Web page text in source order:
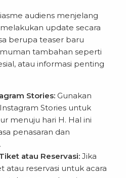
audiens menjelang
update secara
berupa teaser baru
tambahan seperti
atau informasi penting
Stories: Gunakan
Stories untuk
menuju hari H. Hal ini
penasaran dan
atau Reservasi: Jika
atau reservasi untuk acara